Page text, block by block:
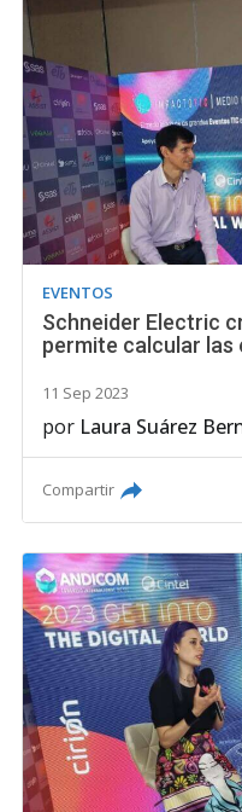
EVENTOS
Schneider Electric
permite calcular las
11 Sep 2023
por Laura Suárez
Compartir